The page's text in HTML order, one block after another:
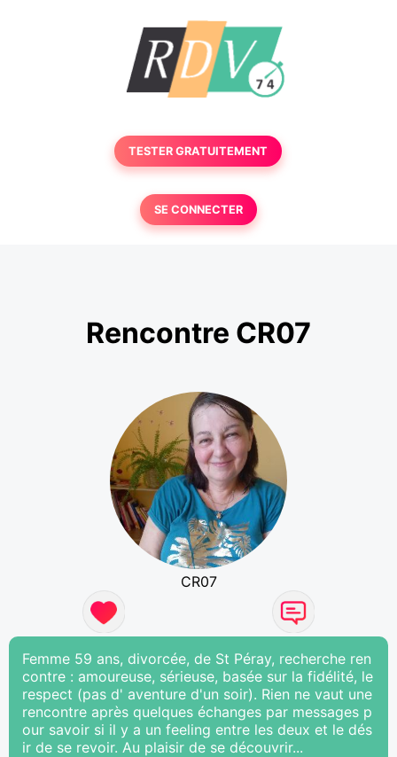
TESTER GRATUITEMENT
SE CONNECTER
Rencontre CR07
CR07
Femme 59 ans, divorcée, de St Péray, recherche ren
contre : amoureuse, sérieuse, basée sur la fidélité, le
respect (pas d' aventure d'un soir). Rien ne vaut une
rencontre après quelques échanges par messages p
our savoir si il y a un feeling entre les deux et le dés
ir de se revoir. Au plaisir de se découvrir...